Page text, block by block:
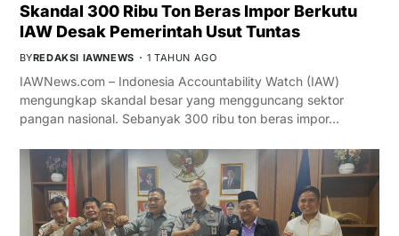
Skandal 300 Ribu Ton Beras Impor Berkutu
IAW Desak Pemerintah Usut Tuntas
BYREDAKSI IAWNEWS 1 TAHUN AGO
IAWNews.com – Indonesia Accountability Watch (IAW)
mengungkap skandal besar yang mengguncang sektor
pangan nasional. Sebanyak 300 ribu ton beras impor…